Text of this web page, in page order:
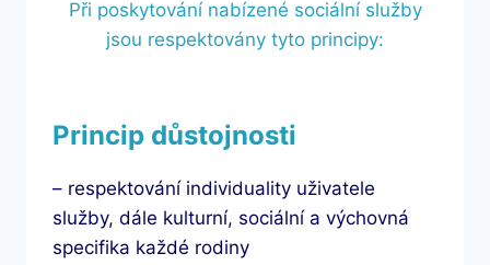
Při poskytování nabízené sociální služby
jsou respektovány tyto principy:
Princip důstojnosti
– respektování individuality uživatele
služby, dále kulturní, sociální a výchovná
specifika každé rodiny